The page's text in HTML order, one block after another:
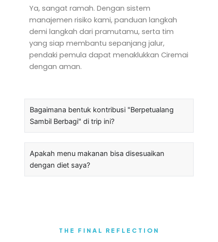
Ya, sangat ramah. Dengan sistem
manajemen risiko kami, panduan langkah
demi langkah dari pramutamu, serta tim
yang siap membantu sepanjang jalur,
pendaki pemula dapat menaklukkan Ciremai
dengan aman.
Bagaimana bentuk kontribusi "Berpetualang
Sambil Berbagi" di trip ini?
Apakah menu makanan bisa disesuaikan
dengan diet saya?
THE FINAL REFLECTION